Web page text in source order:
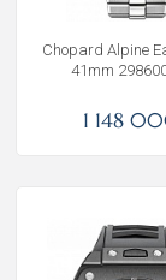
Chopard Alpine
41mm
1 148